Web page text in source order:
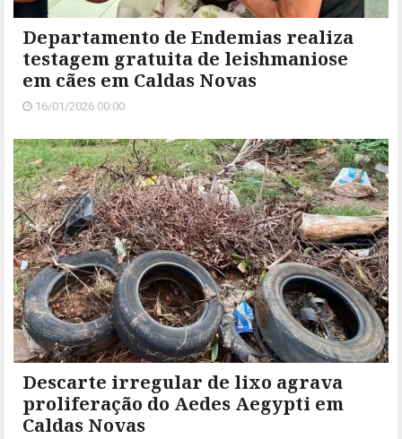
Departamento de Endemias realiza
testagem gratuita de leishmaniose
em cães em Caldas Novas
16/01/2026 00:00
Descarte irregular de lixo agrava
proliferação do Aedes Aegypti em
Caldas Novas